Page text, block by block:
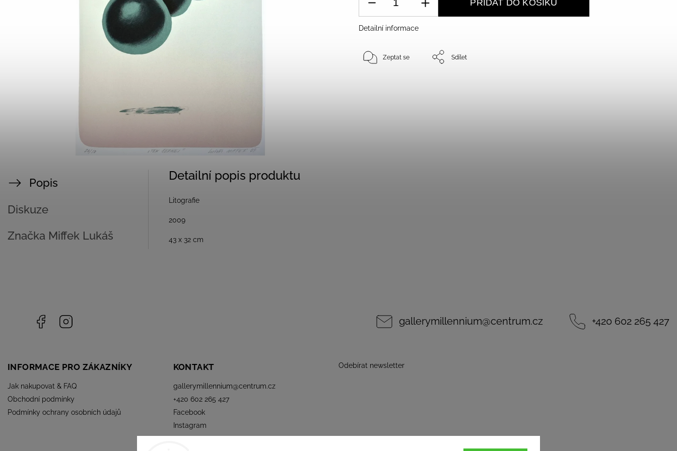
PŘIDAT DO KOŠÍKU
Detailní informace
Zeptat se Sdílet
Popis
Diskuze
Značka Miffek Lukáš
Detailní popis produktu
Litografie
2009
43 x 32 cm
Facebook gallerymillennium@centrum.cz +420 602 265 427
INFORMACE PRO ZÁKAZNÍKY
Jak nakupovat & FAQ
Obchodní podmínky
Podmínky ochrany osobních údajů
KONTAKT
gallerymillennium@centrum.cz
+420 602 265 427
Facebook
Instagram
Odebírat newsletter